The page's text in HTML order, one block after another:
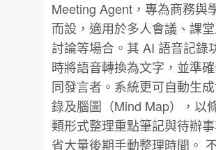
Meeting Agent，專為商務與
而設，適用於多人會議、課
討論等場合。其 AI 語音記錄
時將語音轉換為文字，並準
同發言者。系統更可自動生
錄及腦圖（Mind Map），以
類形式整理重點筆記與待辦
省大量後期手動整理時間。